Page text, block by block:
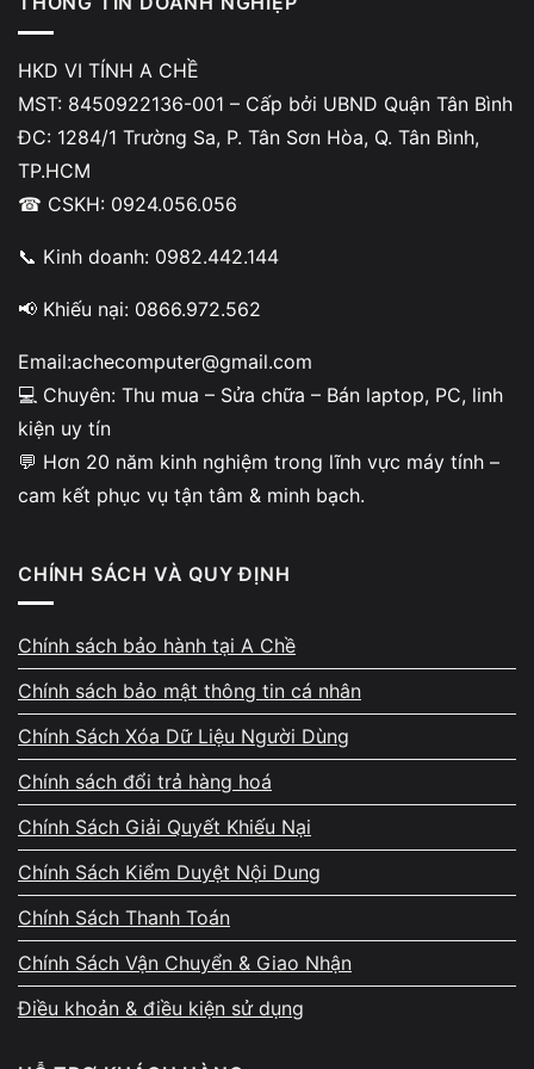
Lag khi mở nhiều ứng dụng
Máy lâu ngày chưa vệ sinh
Lỗi driver đơn giản
Trường hợp nặng – cần sửa ngay:
Lag kèm treo máy liên tục
Máy nóng bất thường dù sử dụng nhẹ
Chuột nhảy loạn không kiểm soát
Máy từng bị vô nước
Lag kèm sập nguồn
tra sớm để tránh ảnh hưởng đến mainboard hoặc linh kiện
Vi Tính A Chề sửa chuột Lenovo bị lag
như thế nào?
Vi Tính A Chề tiếp nhận và xử lý đầy đủ các trường hợp
chuột Lenovo bị lag từ nhẹ đến phức tạp, lỗi phần mềm,
phần cứng.
HKD VI TÍNH A CHỀ
MST: 8450922136-001 – Cấp bởi UBND Quận Tân Bình
ĐC: 1284/1 Trường Sa, P. Tân Sơn Hòa, Q. Tân Bình,
TP.HCM
☎ CSKH: 0924.056.056
📞 Kinh doanh: 0982.442.144
📢 Khiếu nại: 0866.972.562
Email:achecomputer@gmail.com
💻 Chuyên: Thu mua – Sửa chữa – Bán laptop, PC, linh
kiện uy tín
💬 Hơn 20 năm kinh nghiệm trong lĩnh vực máy tính –
cam kết phục vụ tận tâm & minh bạch.
CHÍNH SÁCH VÀ QUY ĐỊNH
Chính sách bảo hành tại A Chề
Chính sách bảo mật thông tin cá nhân
Chính Sách Xóa Dữ Liệu Người Dùng
Chính sách đổi trả hàng hoá
Chính Sách Giải Quyết Khiếu Nại
Chính Sách Kiểm Duyệt Nội Dung
Chính Sách Thanh Toán
Chính Sách Vận Chuyển & Giao Nhận
Điều khoản & điều kiện sử dụng